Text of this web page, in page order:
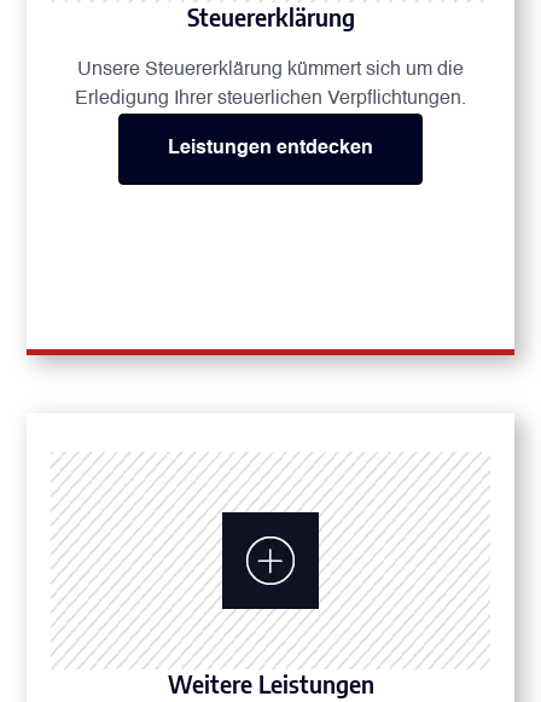
Steuererklärung
Unsere Steuererklärung kümmert sich um die
Erledigung Ihrer steuerlichen Verpflichtungen.
Leistungen entdecken
Weitere Leistungen